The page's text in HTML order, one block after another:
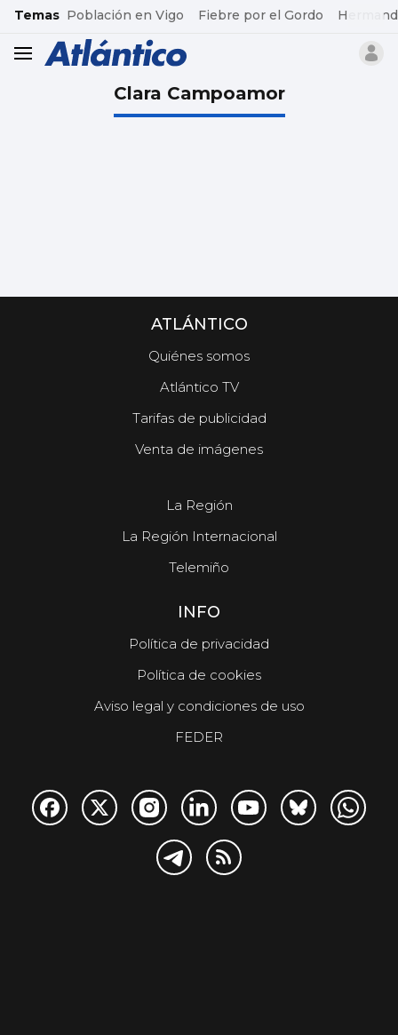
common.go-to-content
Temas Población en Vigo Fiebre por el Gordo
header.menu.open
Clara Campoamor
ATLÁNTICO
Quiénes somos
Atlántico TV
Tarifas de publicidad
Venta de imágenes
La Región
La Región Internacional
Telemiño
INFO
Política de privacidad
Política de cookies
Aviso legal y condiciones de uso
FEDER